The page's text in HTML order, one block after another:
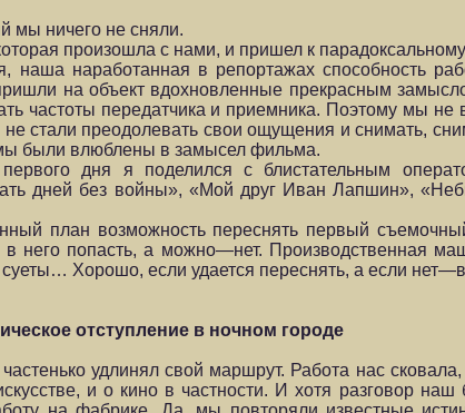
мы ничего не сняли.
произошла с нами, и пришел к
наработанная в репортажах способность
на объект вдохновленные прекрасным
частоты передатчика и приемника. Поэтому мы не
стали преодолевать свои ощущения и снимать,
были влюблены в замысел фильма.
дня я поделился с блистательным
дней без войны», «Мой друг Иван Лапшин»,
план возможность переснять первый
него попасть, а можно—нет. Производственная
Хорошо, если удается переснять, а если нет—в
отступление в ночном городе
удлинял свой маршрут. Работа нас
и о кино в частности. И хотя разговор наш